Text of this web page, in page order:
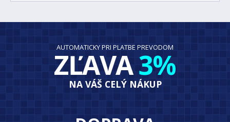
AUTOMATICKY PRI PLATBE PREVODOM
ZĽAVA3%
NA VÁŠ CELÝ NÁKUP